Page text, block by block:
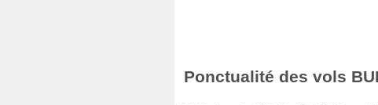
Ponctualité des vols